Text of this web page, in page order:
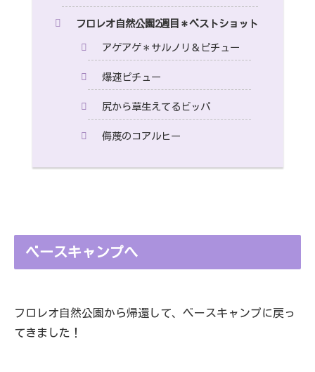
フロレオ自然公園2週目＊ベストショット
アゲアゲ＊サルノリ＆ピチュー
爆速ピチュー
尻から草生えてるビッパ
侮蔑のコアルヒー
ベースキャンプへ
フロレオ自然公園から帰還して、ベースキャンプに戻っ
てきました！